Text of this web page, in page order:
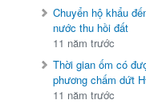
Chuyển hộ khẩu
nước thu hồi đất
11 năm trước
Thời gian ốm có
phương chấm dứt
11 năm trước